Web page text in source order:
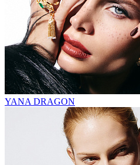
YANA DRAGON